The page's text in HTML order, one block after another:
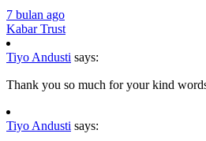
7 bulan ago
Kabar Trust
Tiyo Andusti says:
Thank you so much for your kind
Tiyo Andusti says: